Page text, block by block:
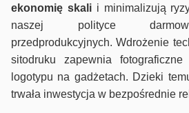
ekonomię skalii minimalizują
naszej polityce
przedprodukcyjnych. Wdrożenie
sitodruku zapewnia
logotypu na gadżetach. Dzieki
trwała inwestycja w bezpośrednie